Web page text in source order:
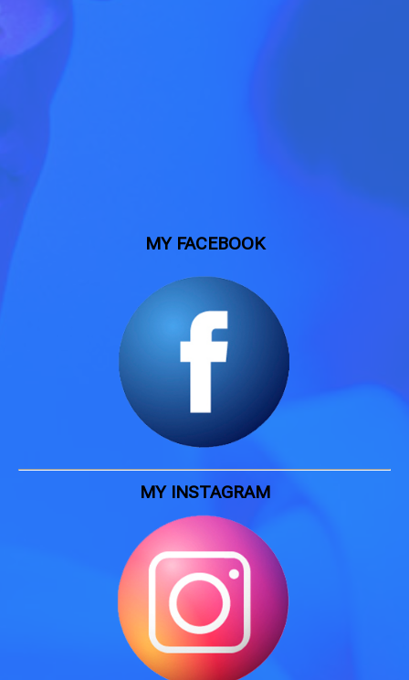
MY FACEBOOK
MY INSTAGRAM